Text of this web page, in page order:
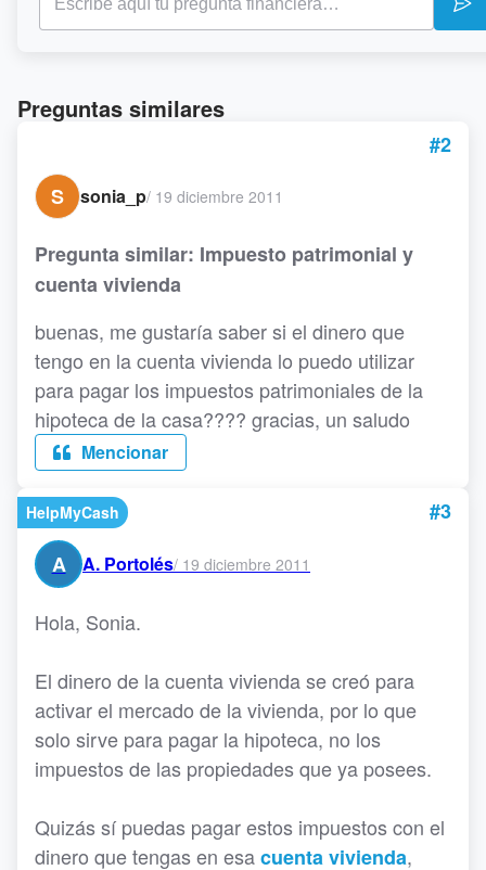
Preguntas similares
#2
S
sonia_p/ 19 diciembre 2011
Pregunta similar: Impuesto patrimonial y
cuenta vivienda
buenas, me gustaría saber si el dinero que
tengo en la cuenta vivienda lo puedo utilizar
para pagar los impuestos patrimoniales de la
hipoteca de la casa???? gracias, un saludo
Mencionar
HelpMyCash
#3
A
A. Portolés/ 19 diciembre 2011
Hola, Sonia.
El dinero de la cuenta vivienda se creó para
activar el mercado de la vivienda, por lo que
solo sirve para pagar la hipoteca, no los
impuestos de las propiedades que ya posees.
Quizás sí puedas pagar estos impuestos con el
dinero que tengas en esacuenta vivienda,